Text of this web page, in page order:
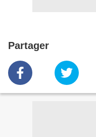
Partager